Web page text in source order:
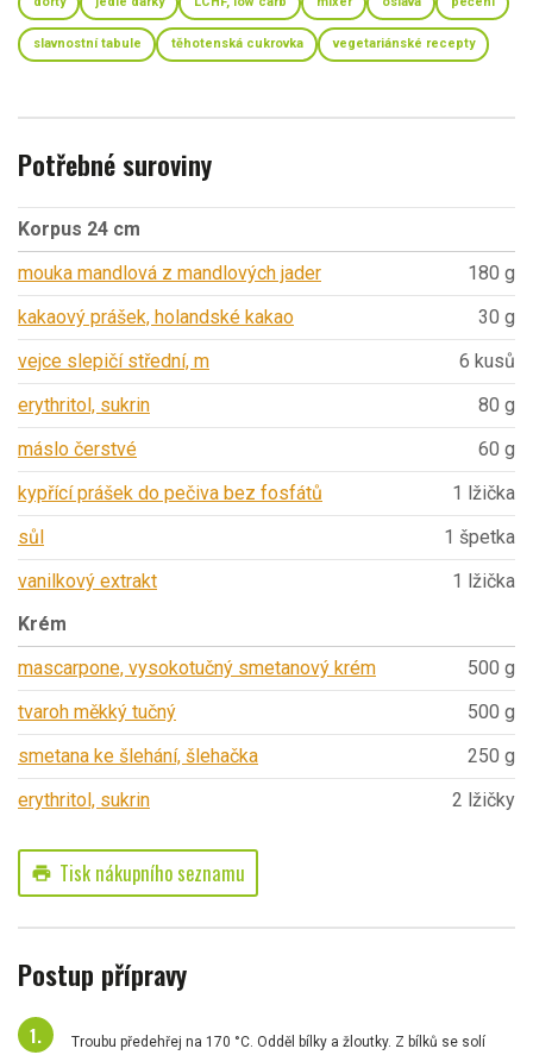
slavnostní tabule těhotenská cukrovka vegetariánské recepty
Potřebné suroviny
Korpus 24 cm
mouka mandlová z mandlových jader
180 g
kakaový prášek, holandské kakao
30 g
vejce slepičí střední, m
6 kusů
erythritol, sukrin
80 g
máslo čerstvé
60 g
kypřící prášek do pečiva bez fosfátů
1 lžička
sůl
1 špetka
vanilkový extrakt
1 lžička
Krém
mascarpone, vysokotučný smetanový krém
500 g
tvaroh měkký tučný
500 g
smetana ke šlehání, šlehačka
250 g
erythritol, sukrin
2 lžičky
print Tisk nákupního seznamu
Postup přípravy
Troubu předehřej na 170 °C. Odděl bílky a žloutky. Z bílků se solí